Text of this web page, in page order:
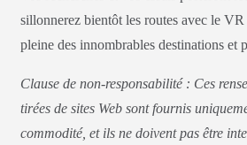
sillonnerez bientôt les routes avec le VR
pleine des innombrables destinations et
Clause de non-responsabilité : Ces
tirées de sites Web sont fournis
commodité, et ils ne doivent pas être